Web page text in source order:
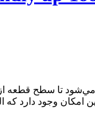
تا سطح قطعه
وجود دارد كه